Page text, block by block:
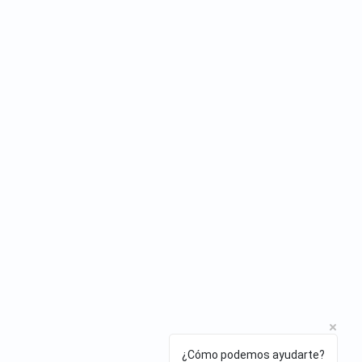
¿Cómo podemos ayudarte?